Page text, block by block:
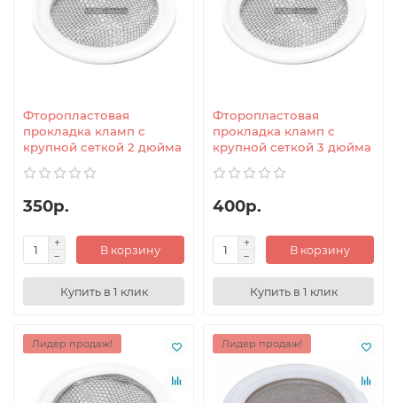
Фторопластовая
прокладка кламп с
крупной сеткой 2 дюйма
350р.
В корзину
Купить в 1 клик
Фторопластовая
прокладка кламп с
крупной сеткой 3 дюйма
400р.
В корзину
Купить в 1 клик
Лидер продаж! Лидер продаж!